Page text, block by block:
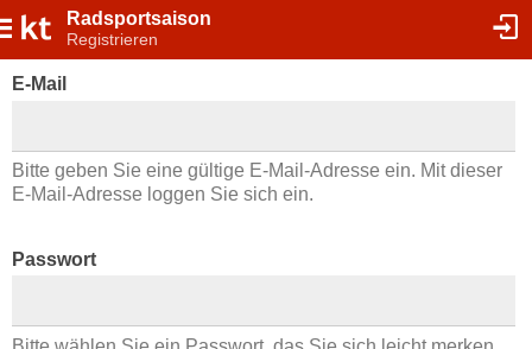
Radsportsaison
Registrieren
E-Mail
Bitte geben Sie eine gültige E-Mail-Adresse ein. Mit dieser
E-Mail-Adresse loggen Sie sich ein.
Passwort